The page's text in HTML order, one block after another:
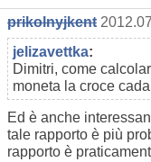
prikolnyjkent
jelizavettka:
Dimitri, come
moneta la croce
Ed è anche
tale rapporto è più
rapporto è